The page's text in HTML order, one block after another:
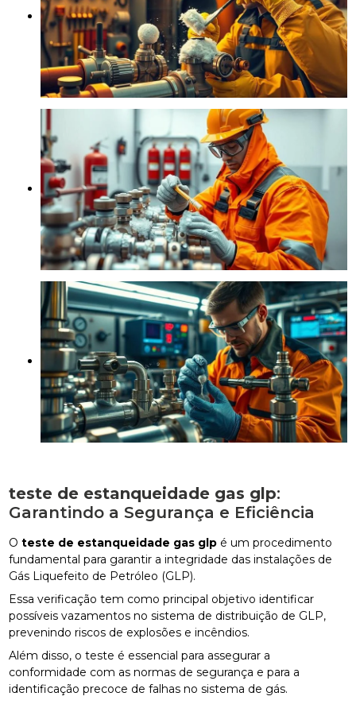
teste de estanqueidade gas glp:
Garantindo a Segurança e Eficiência
Oteste de estanqueidade gas glp é um procedimento
fundamental para garantir a integridade das instalações de
Gás Liquefeito de Petróleo (GLP).
Essa verificação tem como principal objetivo identificar
possíveis vazamentos no sistema de distribuição de GLP,
prevenindo riscos de explosões e incêndios.
Além disso, o teste é essencial para assegurar a
conformidade com as normas de segurança e para a
identificação precoce de falhas no sistema de gás.